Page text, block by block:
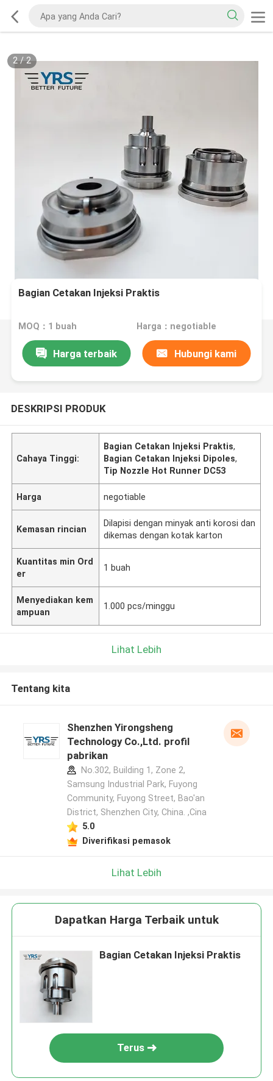
2/2
Bagian Cetakan Injeksi Praktis
MOQ：1 buah Harga：negotiable
Harga terbaik Hubungi kami
DESKRIPSI PRODUK
Cahaya Tinggi:
Bagian Cetakan Injeksi Praktis,
Bagian Cetakan Injeksi Dipoles,
Tip Nozzle Hot Runner DC53
Harga negotiable
Kemasan rincian
Dilapisi dengan minyak anti korosi dan
dikemas dengan kotak karton
Kuantitas min Ord
er
1 buah
Menyediakan kem
ampuan
1.000 pcs/minggu
Lihat Lebih
Tentang kita
Shenzhen Yirongsheng
Technology Co.,Ltd. profil
pabrikan
No.302, Building 1, Zone 2,
Samsung Industrial Park, Fuyong
Community, Fuyong Street, Bao'an
District, Shenzhen City, China. ,Cina
5.0
Diverifikasi pemasok
Lihat Lebih
Dapatkan Harga Terbaik untuk
Bagian Cetakan Injeksi Praktis
Terus